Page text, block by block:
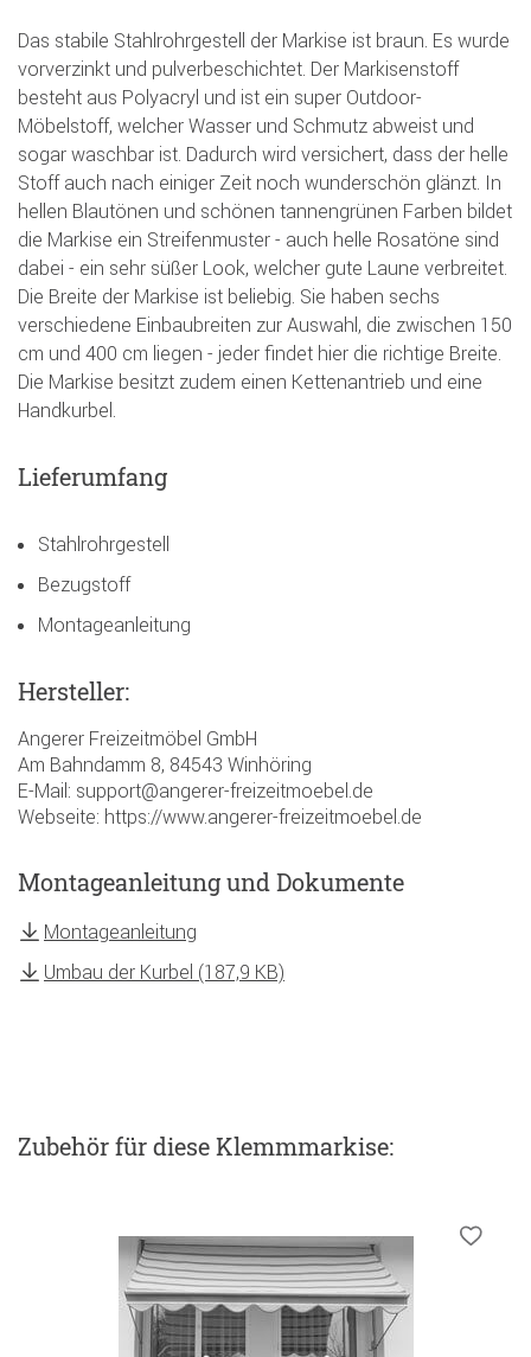
Das stabile Stahlrohrgestell der Markise ist braun. Es wurde
vorverzinkt und pulverbeschichtet. Der Markisenstoff
besteht aus Polyacryl und ist ein super Outdoor-
Möbelstoff, welcher Wasser und Schmutz abweist und
sogar waschbar ist. Dadurch wird versichert, dass der helle
Stoff auch nach einiger Zeit noch wunderschön glänzt. In
hellen Blautönen und schönen tannengrünen Farben bildet
die Markise ein Streifenmuster - auch helle Rosatöne sind
dabei - ein sehr süßer Look, welcher gute Laune verbreitet.
Die Breite der Markise ist beliebig. Sie haben sechs
verschiedene Einbaubreiten zur Auswahl, die zwischen 150
cm und 400 cm liegen - jeder findet hier die richtige Breite.
Die Markise besitzt zudem einen Kettenantrieb und eine
Handkurbel.
Lieferumfang
Stahlrohrgestell
Bezugstoff
Montageanleitung
Hersteller:
Angerer Freizeitmöbel GmbH
Am Bahndamm 8, 84543 Winhöring
E-Mail: support@angerer-freizeitmoebel.de
Webseite: https://www.angerer-freizeitmoebel.de
Montageanleitung und Dokumente
Montageanleitung
Umbau der Kurbel (187,9 KB)
Zubehörfür diese Klemmmarkise: